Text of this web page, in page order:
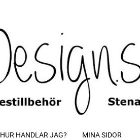
HUR HANDLAR JAG? MINA SIDOR